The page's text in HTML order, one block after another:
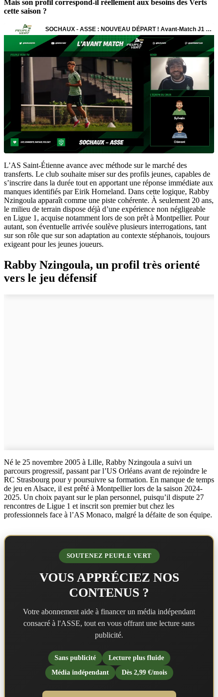
Mais son profil correspond-il réellement aux besoins des Verts
cette saison ?
L’AS Saint-Étienne avance avec méthode sur le marché des
transferts. Le club souhaite miser sur des profils jeunes, capables de
s’inscrire dans la durée tout en apportant une réponse immédiate aux
manques identifiés par Eirik Horneland. Dans cette logique, Rabby
Nzingoula apparaît comme une piste cohérente. À seulement 20 ans,
le milieu de terrain dispose déjà d’une expérience non négligeable
en Ligue 1, acquise notamment lors de son prêt à Montpellier. Pour
autant, son éventuelle arrivée soulève plusieurs interrogations, tant
sur son rôle que sur son adaptation au contexte stéphanois, toujours
exigeant pour les jeunes joueurs.
Rabby Nzingoula, un profil très orienté
vers le jeu défensif
Né le 25 novembre 2005 à Lille, Rabby Nzingoula a suivi un
parcours progressif, passant par l’US Orléans avant de rejoindre le
RC Strasbourg pour y poursuivre sa formation. En manque de temps
de jeu en Alsace, il est prêté à Montpellier lors de la saison 2024-
2025. Un choix payant sur le plan personnel, puisqu’il dispute 27
rencontres de Ligue 1 et inscrit son premier but chez les
professionnels face à l’AS Monaco, malgré la défaite de son équipe.
SOUTENEZ PEUPLE VERT
VOUS APPRÉCIEZ NOS
CONTENUS ?
Votre abonnement aide à financer un média indépendant
consacré à l'ASSE, tout en vous offrant une lecture sans
publicité.
Sans publicité
Lecture plus fluide
Média indépendant
Dès 2,99 €/mois